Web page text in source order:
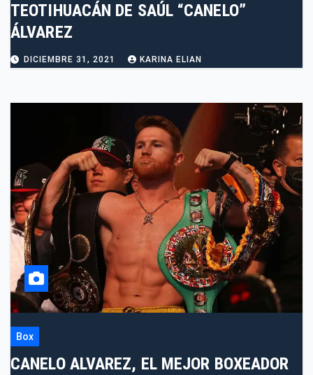
TEOTIHUACÁN DE SAÚL “CANELO”
ÁLVAREZ
DICIEMBRE 31, 2021 KARINA ELIAN
Box
CANELO ALVAREZ, EL MEJOR BOXEADOR